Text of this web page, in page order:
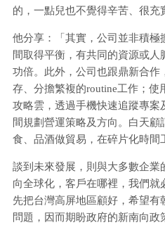
的，一點兒也不覺得辛苦、很充
他分享：「其實，公司並非積極
間取得平衡，有共同的資源或
功倍。此外，公司也跟鼎新合
存、分擔繁複的routine工作；使
攻略雲，透過手機快速追蹤專
間規劃營運策略及方向。白天
食、品酒做貿易，在碎片化時間
談到未來發展，則與大多數企業
向全球化，客戶在哪裡，我們
先把台灣高屏地區顧好，希望
問題，因而期盼政府的新南向